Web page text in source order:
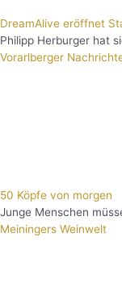
DreamAlive eröffnet
Philipp Herburger hat
Vorarlberger
50 Köpfe von morgen
Junge Menschen
Meiningers Weinwelt